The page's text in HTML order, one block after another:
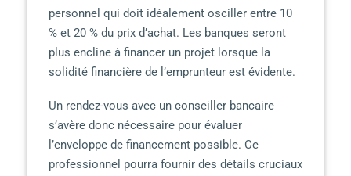
personnel qui doit idéalement osciller entre 10
% et 20 % du prix d’achat. Les banques seront
plus encline à financer un projet lorsque la
solidité financière de l’emprunteur est évidente.
Un rendez-vous avec un conseiller bancaire
s’avère donc nécessaire pour évaluer
l’enveloppe de financement possible. Ce
professionnel pourra fournir des détails cruciaux